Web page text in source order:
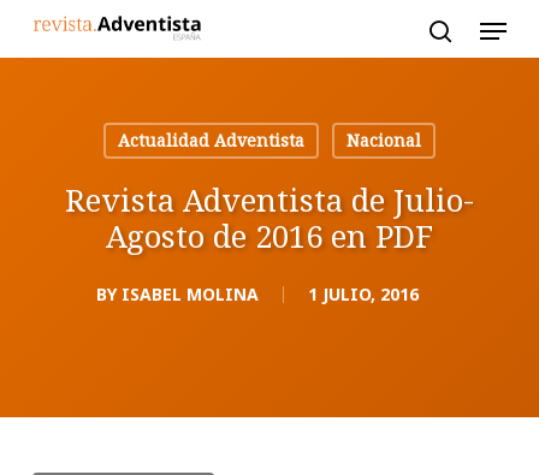
Actualidad Adventista
Nacional
Revista Adventista de Julio-
Agosto de 2016 en PDF
BY ISABEL MOLINA 1 JULIO, 2016